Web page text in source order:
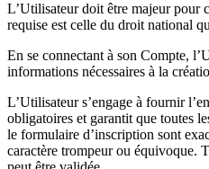
L’Utilisateur doit être majeur pour
requise est celle du droit national
En se connectant à son Compte,
informations nécessaires à la
L’Utilisateur s’engage à fournir
obligatoires et garantit que toutes
le formulaire d’inscription sont
caractère trompeur ou équivoque.